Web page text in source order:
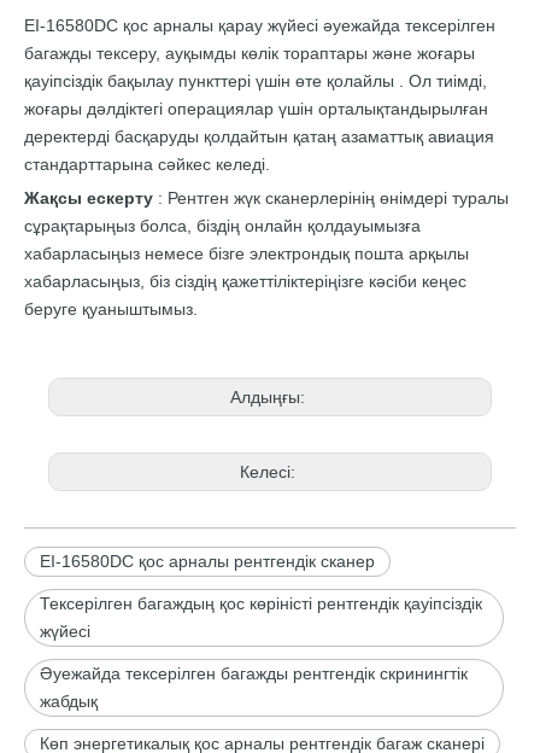
EI-16580DC қос арналы қарау жүйесі әуежайда тексерілген
багажды тексеру, ауқымды көлік тораптары және жоғары
қауіпсіздік бақылау пункттері үшін өте қолайлы
. Ол тиімді,
жоғары дәлдіктегі операциялар үшін орталықтандырылған
деректерді басқаруды қолдайтын қатаң азаматтық авиация
стандарттарына сәйкес келеді.
Жақсы ескерту : Рентген жүк сканерлерінің өнімдері туралы
сұрақтарыңыз болса, біздің онлайн қолдауымызға
хабарласыңыз немесе бізге электрондық пошта арқылы
хабарласыңыз, біз сіздің қажеттіліктеріңізге кәсіби кеңес
беруге қуаныштымыз.
Алдыңғы:
Келесі:
EI-16580DC қос арналы рентгендік сканер
Тексерілген багаждың қос көріністі рентгендік қауіпсіздік
жүйесі
Әуежайда тексерілген багажды рентгендік скринингтік
жабдық
Көп энергетикалық қос арналы рентгендік багаж сканері